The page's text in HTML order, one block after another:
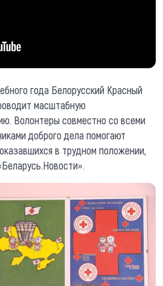
года Белорусский Красный
масштабную
Волонтеры совместно со всеми
доброго дела помогают
в трудном положении,